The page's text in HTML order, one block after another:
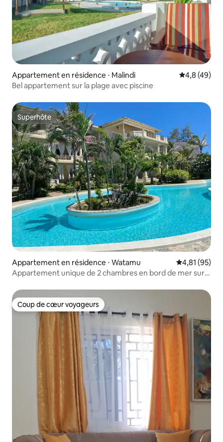
Appartement en résidence ⋅ Malindi Évaluation
4,8 (49)
Bel appartement sur la plage avec piscine
Superhôte
Superhôte
Appartement en résidence ⋅ Watamu Évaluation
4,81 (95)
Appartement unique de 2 chambres en bord de mer sur
Coup de cœur voyageurs
Coup de cœur voyageurs